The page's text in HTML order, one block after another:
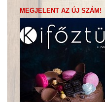
MEGJELENT AZ ÚJ SZÁM!